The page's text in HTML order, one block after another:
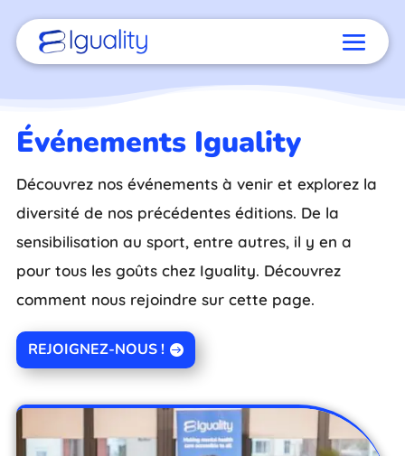
Événements Iguality
Découvrez nos événements à venir et explorez la
diversité de nos précédentes éditions. De la
sensibilisation au sport, entre autres, il y en a
pour tous les goûts chez Iguality. Découvrez
comment nous rejoindre sur cette page.
REJOIGNEZ-NOUS !